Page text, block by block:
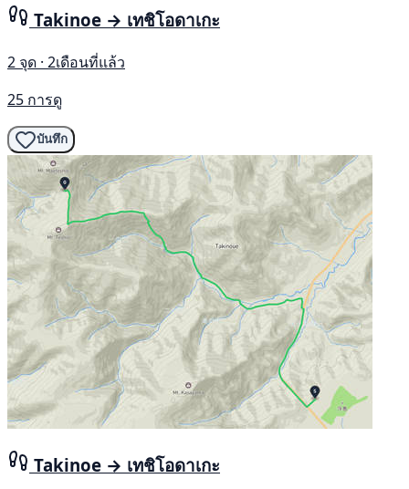
Takinoe → เทชิโอดาเกะ
2 จุด · 2เดือนที่แล้ว
25 การดู
บันทึก
Takinoe → เทชิโอดาเกะ